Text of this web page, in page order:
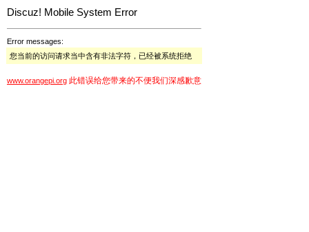
Discuz! Mobile System Error
Error messages:
您当前的访问请求当中含有非法字符，已经被系统拒绝
www.orangepi.org 此错误给您带来的不便我们深感歉意